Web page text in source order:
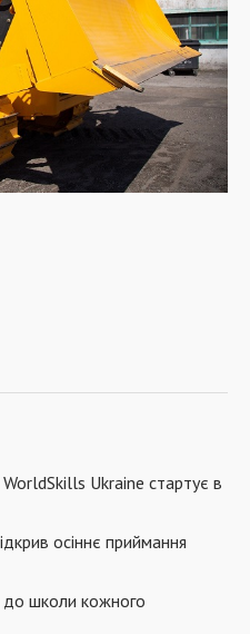
Ukraine стартує в
осіннє приймання
до школи кожного